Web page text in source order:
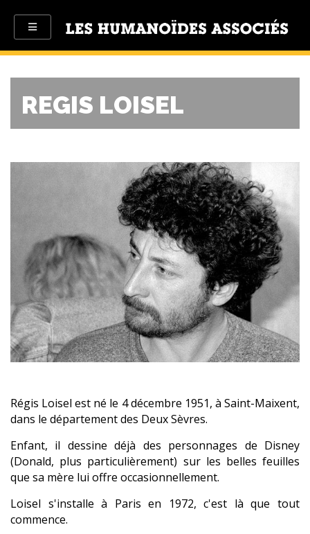
REGIS LOISEL
Régis Loisel est né le 4 décembre 1951, à Saint-Maixent,
dans le département des Deux Sèvres.
Enfant, il dessine déjà des personnages de Disney
(Donald, plus particulièrement) sur les belles feuilles
que sa mère lui offre occasionnellement.
Loisel s'installe à Paris en 1972, c'est là que tout
commence.